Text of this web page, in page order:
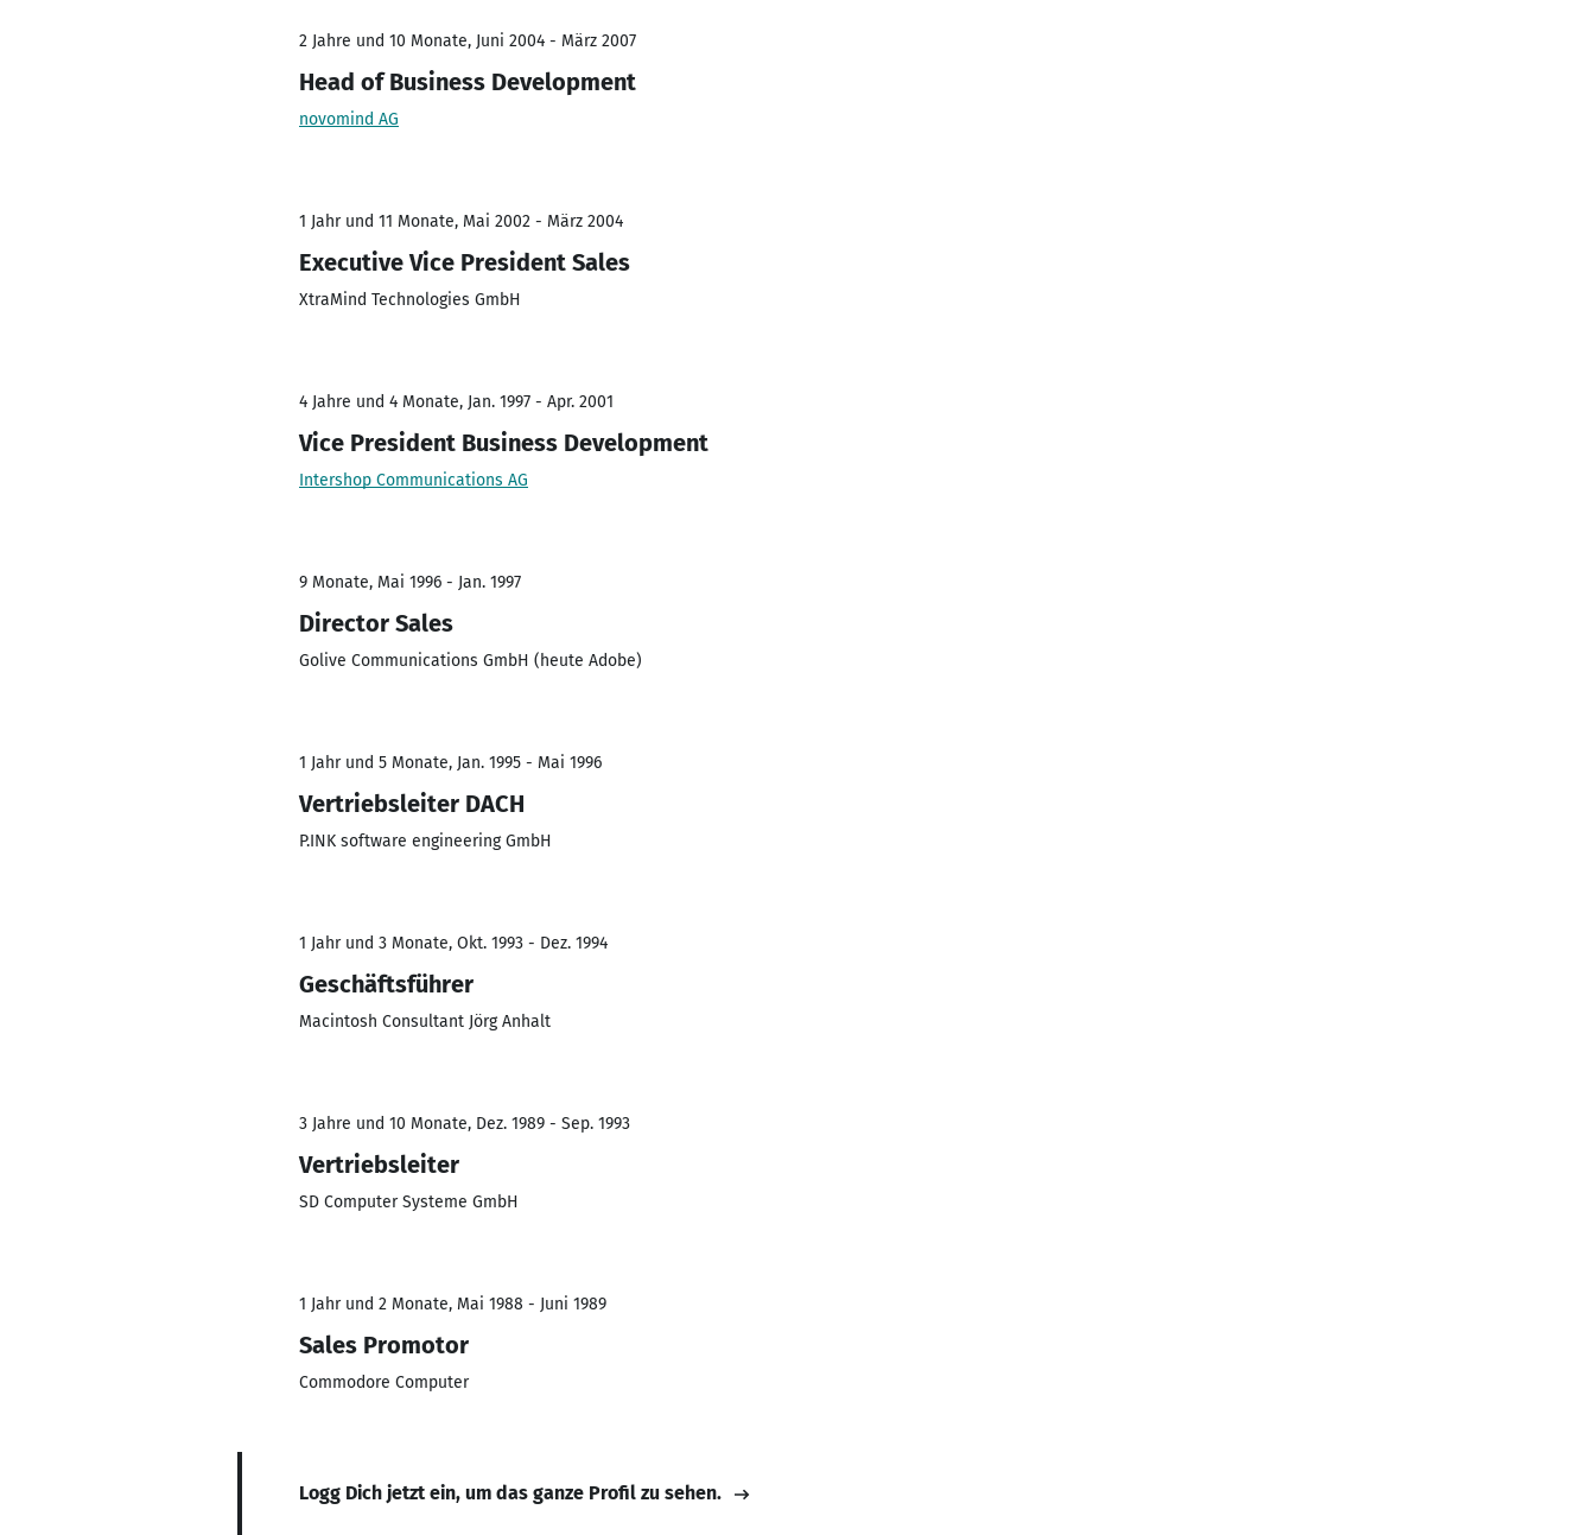
2 Jahre und 10 Monate, Juni 2004 - März 2007
Head of Business Development
novomind AG
1 Jahr und 11 Monate, Mai 2002 - März 2004
Executive Vice President Sales
XtraMind Technologies GmbH
4 Jahre und 4 Monate, Jan. 1997 - Apr. 2001
Vice President Business Development
Intershop Communications AG
9 Monate, Mai 1996 - Jan. 1997
Director Sales
Golive Communications GmbH (heute Adobe)
1 Jahr und 5 Monate, Jan. 1995 - Mai 1996
Vertriebsleiter DACH
P.INK software engineering GmbH
1 Jahr und 3 Monate, Okt. 1993 - Dez. 1994
Geschäftsführer
Macintosh Consultant Jörg Anhalt
3 Jahre und 10 Monate, Dez. 1989 - Sep. 1993
Vertriebsleiter
SD Computer Systeme GmbH
1 Jahr und 2 Monate, Mai 1988 - Juni 1989
Sales Promotor
Commodore Computer
Logg Dich jetzt ein, um das ganze Profil zu sehen.